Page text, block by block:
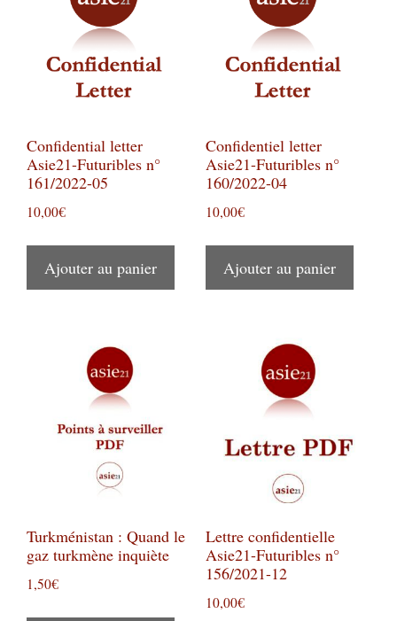
Confidential letter
Asie21-Futuribles n°
161/2022-05
10,00€
Ajouter au panier
Confidentiel letter
Asie21-Futuribles n°
160/2022-04
10,00€
Ajouter au panier
Turkménistan : Quand le
gaz turkmène inquiète
1,50€
Lettre confidentielle
Asie21-Futuribles n°
156/2021-12
10,00€